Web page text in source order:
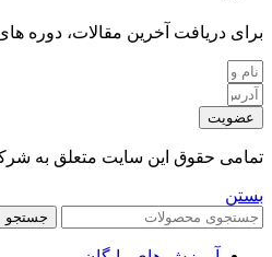
برای دریافت آخرین مقالات، دوره
عضویت
تمامی حقوق این سایت متعلق به
بستن
جستجو